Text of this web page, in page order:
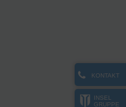
KONTAKT
INSEL
GRUPPE